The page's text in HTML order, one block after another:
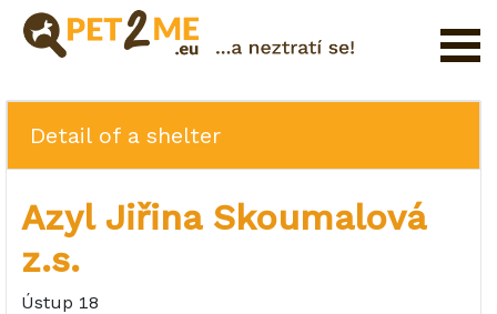
Login
Catalog
Pet
Services
Detail of a shelter
Azyl Jiřina Skoumalová
z.s.
Ústup 18